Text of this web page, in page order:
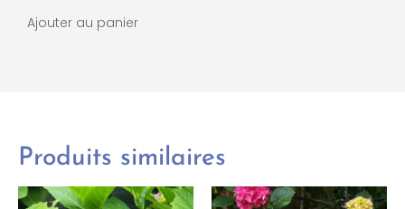
Ajouter au panier
Produits similaires